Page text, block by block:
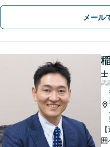
問
い
メール
士
武
囲